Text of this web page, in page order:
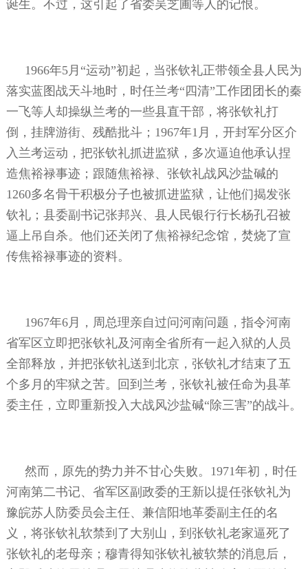
诞生。不过，这引起了省委吴芝圃等人的记恨。
1966年5月“运动”初起，当张钦礼正带领全县人民为
落实蓝图战天斗地时，时任兰考“四清”工作团团长的秦
一飞等人却操纵兰考的一些县直干部，将张钦礼打
倒，挂牌游街、残酷批斗；1967年1月，开封军分区介
入兰考运动，把张钦礼抓进监狱，多次逼迫他承认捏
造焦裕禄事迹；跟随焦裕禄、张钦礼战风沙盐碱的
1260多名骨干积极分子也被抓进监狱，让他们揭发张
钦礼；县委副书记张邦兴、县人民银行行长杨孔召被
逼上吊自杀。他们还关闭了焦裕禄纪念馆，焚烧了宣
传焦裕禄事迹的资料。
1967年6月，周总理亲自过问河南问题，指令河南
省军区立即把张钦礼及河南全省所有一起入狱的人员
全部释放，并把张钦礼送到北京，张钦礼才结束了五
个多月的牢狱之苦。回到兰考，张钦礼被任命为县革
委主任，立即重新投入大战风沙盐碱“除三害”的战斗。
然而，原先的势力并不甘心失败。1971年初，时任
河南第二书记、省军区副政委的王新以提任张钦礼为
豫皖苏人防委员会主任、兼信阳地革委副主任的名
义，将张钦礼软禁到了大别山，到张钦礼老家逼死了
张钦礼的老母亲；穆青得知张钦礼被软禁的消息后，